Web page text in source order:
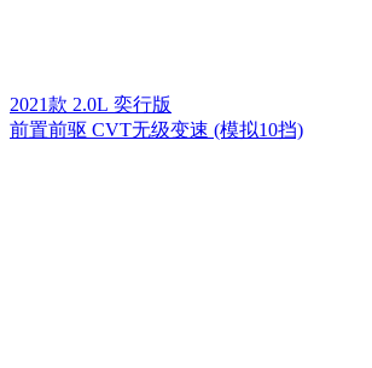
2021款 2.0L 奕行版
前置前驱 CVT无级变速 (模拟10挡)